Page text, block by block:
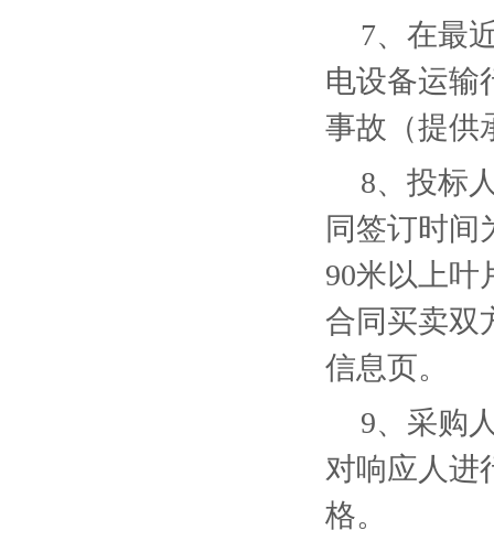
7、在最
电设备运输
事故（提供
8、投标
同签订时间
90米以上叶
合同买卖双
信息页。
9、采购
对响应人进
格。